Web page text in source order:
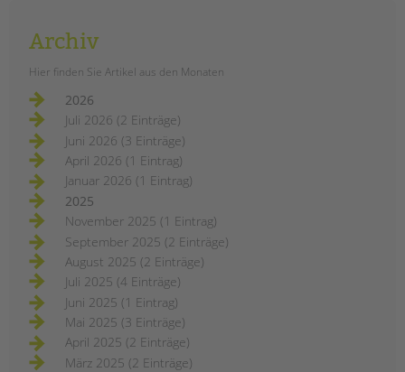
Archiv
Hier finden Sie Artikel aus den Monaten
2026
Juli 2026 (2 Einträge)
Juni 2026 (3 Einträge)
April 2026 (1 Eintrag)
Januar 2026 (1 Eintrag)
2025
November 2025 (1 Eintrag)
September 2025 (2 Einträge)
August 2025 (2 Einträge)
Juli 2025 (4 Einträge)
Juni 2025 (1 Eintrag)
Mai 2025 (3 Einträge)
April 2025 (2 Einträge)
März 2025 (2 Einträge)